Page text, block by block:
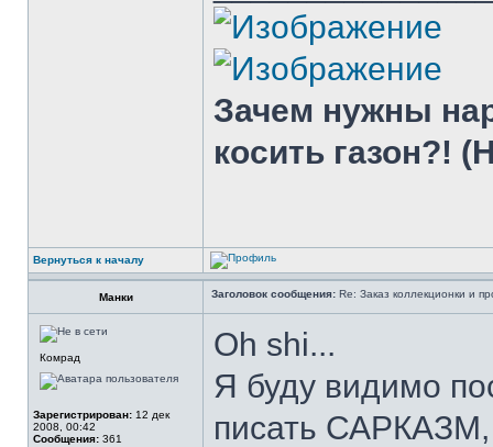
Зачем нужны
косить газон?!
Вернуться к началу
Манки Заголовок сообщения: Re: Заказ коллекционки и
Комрад
Зарегистрирован: 12 дек
2008, 00:42
Сообщения: 361
Oh shi...
Я буду видимо
писать САРКАЗМ,